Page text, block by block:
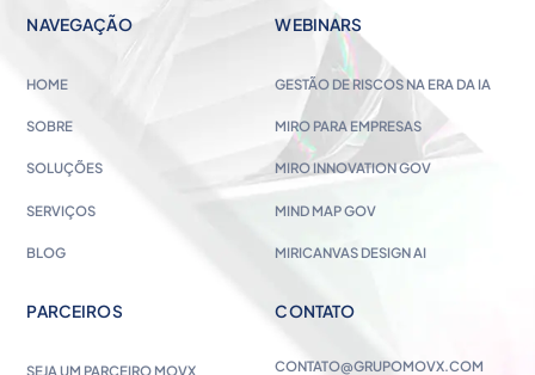
TOP
NAVEGAÇÃO
HOME
SOBRE
SOLUÇÕES
SERVIÇOS
BLOG
WEBINARS
GESTÃO DE RISCOS NA ERA DA IA
MIRO PARA EMPRESAS
MIRO INNOVATION GOV
MIND MAP GOV
MIRICANVAS DESIGN AI
PARCEIROS
SEJA UM PARCEIRO MOVX
CONTATO
CONTATO@GRUPOMOVX.COM